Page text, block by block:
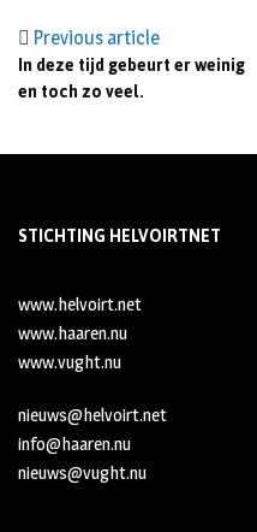
Previous article
In deze tijd gebeurt er weinig
en toch zo veel.
STICHTING HELVOIRTNET
www.helvoirt.net
www.haaren.nu
www.vught.nu
nieuws@helvoirt.net
info@haaren.nu
nieuws@vught.nu